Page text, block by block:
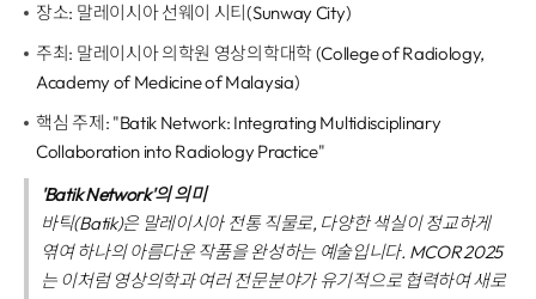
장소: 말레이시아 선웨이 시티(Sunway City)
주최: 말레이시아 의학원 영상의학대학 (College of Radiology,
Academy of Medicine of Malaysia)
핵심 주제: "Batik Network: Integrating Multidisciplinary
Collaboration into Radiology Practice"
'Batik Network'의 의미
바틱(Batik)은 말레이시아 전통 직물로, 다양한 색실이 정교하게
엮여 하나의 아름다운 작품을 완성하는 예술입니다. MCOR 2025
는 이처럼 영상의학과 여러 전문분야가 유기적으로 협력하여 새로